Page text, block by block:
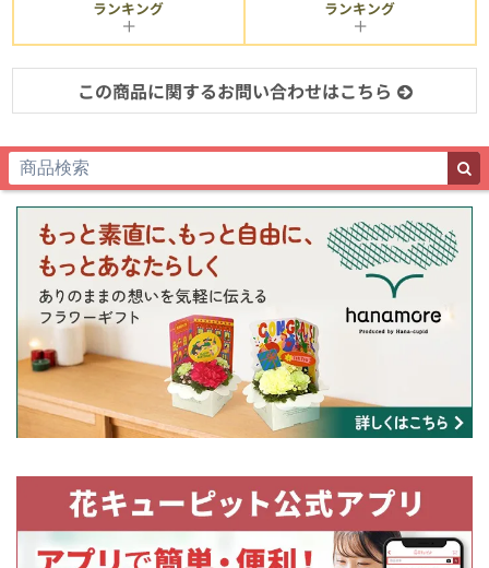
ランキング ランキング
この商品に関するお問い合わせはこちら